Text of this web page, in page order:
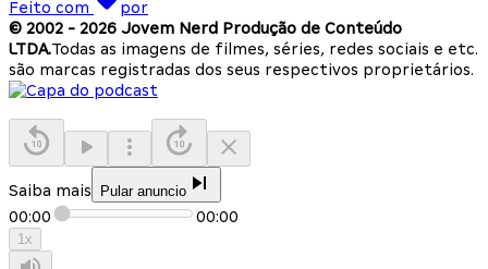
Feito com
por
© 2002 - 2026 Jovem Nerd Produção de Conteúdo
LTDA.Todas as imagens de filmes, séries, redes sociais e etc.
são marcas registradas dos seus respectivos proprietários.
Saiba mais Pular anuncio
00:00 00:00
1x